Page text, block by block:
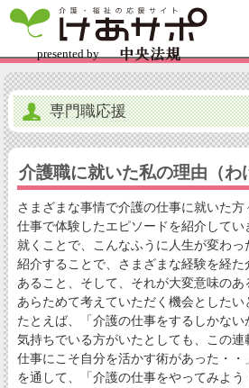
専門職応援
介護職に就いた私の理由（わ
さまざまな事情で介護の仕事に就いた
仕事で体験したエピソードを紹介して
就くことで、こんなふうに人生が変わ
紹介することで、さまざまな経験を経
あること、そして、それが大変意味のあ
あらためて考えていただく機会としたい
たとえば、「介護の仕事をするしかな
気持ちでいる方がいたとしても、この
仕事にこそ自分を活かす術があった・・
を通して、「介護の仕事をやってみよ